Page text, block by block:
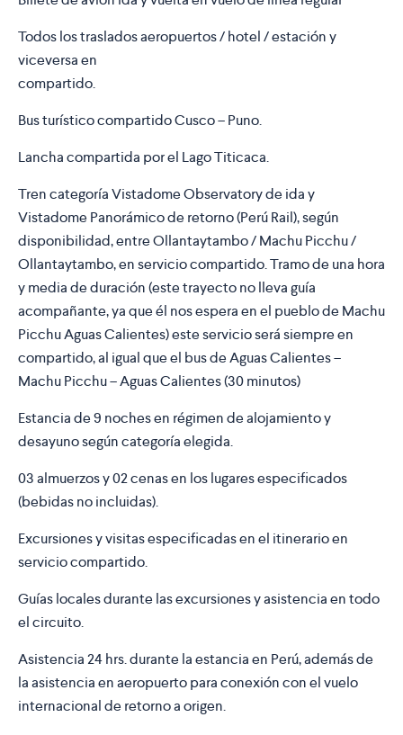
Todos los traslados aeropuertos / hotel / estación y
viceversa en
compartido.
Bus turístico compartido Cusco – Puno.
Lancha compartida por el Lago Titicaca.
Tren categoría Vistadome Observatory de ida y
Vistadome Panorámico de retorno (Perú Rail), según
disponibilidad, entre Ollantaytambo / Machu Picchu /
Ollantaytambo, en servicio compartido. Tramo de una hora
y media de duración (este trayecto no lleva guía
acompañante, ya que él nos espera en el pueblo de Machu
Picchu Aguas Calientes) este servicio será siempre en
compartido, al igual que el bus de Aguas Calientes –
Machu Picchu – Aguas Calientes (30 minutos)
Estancia de 9 noches en régimen de alojamiento y
desayuno según categoría elegida.
03 almuerzos y 02 cenas en los lugares especificados
(bebidas no incluidas).
Excursiones y visitas especificadas en el itinerario en
servicio compartido.
Guías locales durante las excursiones y asistencia en todo
el circuito.
Asistencia 24 hrs. durante la estancia en Perú, además de
la asistencia en aeropuerto para conexión con el vuelo
internacional de retorno a origen.